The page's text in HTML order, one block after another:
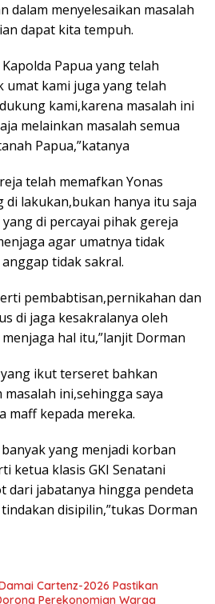
dalam menyelesaikan masalah
dapat kita tempuh.
Papua yang telah
umat kami juga yang telah
kami,karena masalah ini
melainkan masalah semua
Papua,”katanya
telah memafkan Yonas
di lakukan,bukan hanya itu saja
di percayai pihak gereja
agar umatnya tidak
tidak sakral.
pembabtisan,pernikahan dan
di jaga kesakralanya oleh
hal itu,”lanjit Dorman
ikut terseret bahkan
ini,sehingga saya
maff kepada mereka.
yang menjadi korban
ketua klasis GKI Senatani
dari jabatanya hingga pendeta
disipilin,”tukas Dorman
Cartenz-2026 Pastikan
Perekonomian Warga